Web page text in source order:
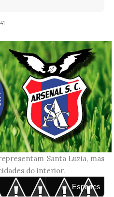
Santa Luzia, mas
do interior.
Esportes